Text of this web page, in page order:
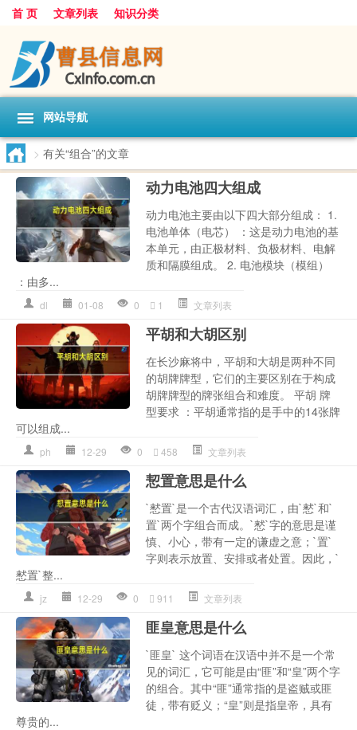
首 页 文章列表 知识分类
网站导航
> 有关“组合”的文章
动力电池四大组成
动力电池主要由以下四大部分组成： 1.
电池单体（电芯） ：这是动力电池的基
本单元，由正极材料、负极材料、电解
质和隔膜组成。 2. 电池模块（模组）
：由多...
dl 01-08 0 1 文章列表
平胡和大胡区别
在长沙麻将中，平胡和大胡是两种不同
的胡牌牌型，它们的主要区别在于构成
胡牌牌型的牌张组合和难度。 平胡 牌
型要求 ：平胡通常指的是手中的14张牌
可以组成...
ph 12-29 0 458 文章列表
恝置意思是什么
`慭置`是一个古代汉语词汇，由`慭`和`
置`两个字组合而成。`慭`字的意思是谨
慎、小心，带有一定的谦虚之意；`置`
字则表示放置、安排或者处置。因此，`
慭置`整...
jz 12-29 0 911 文章列表
匪皇意思是什么
`匪皇` 这个词语在汉语中并不是一个常
见的词汇，它可能是由“匪”和“皇”两个字
的组合。其中“匪”通常指的是盗贼或匪
徒，带有贬义；“皇”则是指皇帝，具有
尊贵的...